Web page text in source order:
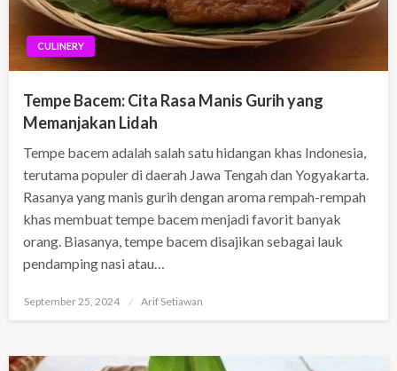
CULINERY
Tempe Bacem: Cita Rasa Manis Gurih yang
Memanjakan Lidah
Tempe bacem adalah salah satu hidangan khas Indonesia,
terutama populer di daerah Jawa Tengah dan Yogyakarta.
Rasanya yang manis gurih dengan aroma rempah-rempah
khas membuat tempe bacem menjadi favorit banyak
orang. Biasanya, tempe bacem disajikan sebagai lauk
pendamping nasi atau…
Posted
September 25, 2024 Arif Setiawan